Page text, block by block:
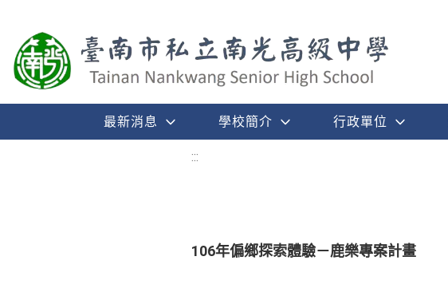
最新消息 學校簡介 行政單位
:::
106年偏鄉探索體驗－鹿樂專案計畫